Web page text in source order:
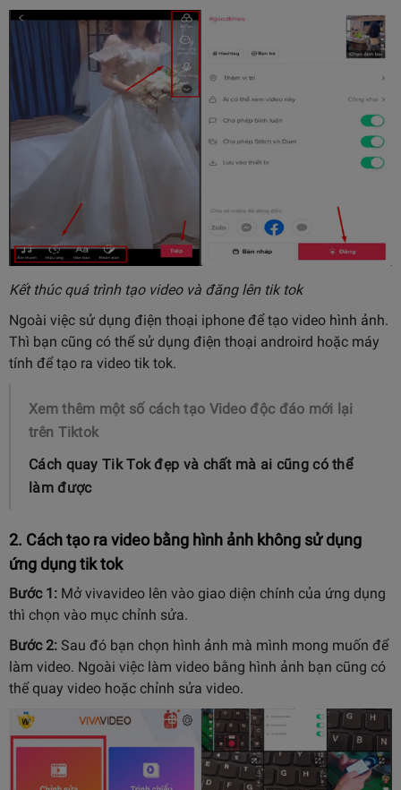
Kết thúc quá trình tạo video và đăng lên tik tok
Ngoài việc sử dụng điện thoại iphone để tạo video hình ảnh.
Thì bạn cũng có thể sử dụng điện thoại androird hoặc máy
tính để tạo ra video tik tok.
Xem thêm một số cách tạo Video độc đáo mới lại
trên Tiktok
Cách quay Tik Tok đẹp và chất mà ai cũng có thể
làm được
2. Cách tạo ra video bằng hình ảnh không sử dụng
ứng dụng tik tok
Bước 1: Mở vivavideo lên vào giao diện chính của ứng dụng
thì chọn vào mục chỉnh sửa.
Bước 2: Sau đó bạn chọn hình ảnh mà mình mong muốn để
làm video. Ngoài việc làm video bằng hình ảnh bạn cũng có
thể quay video hoặc chỉnh sửa video.